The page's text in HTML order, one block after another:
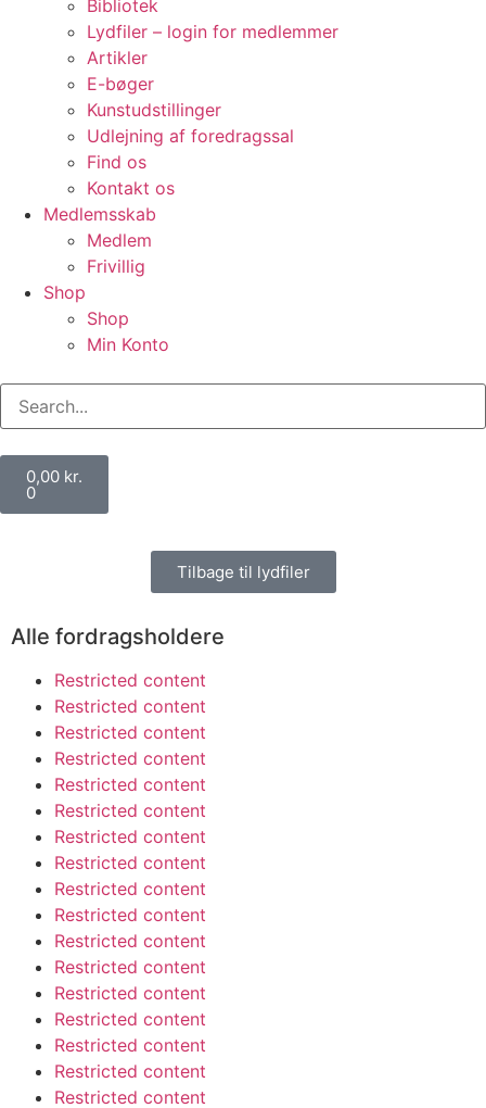
Bibliotek
Lydfiler – login for medlemmer
Artikler
E-bøger
Kunstudstillinger
Udlejning af foredragssal
Find os
Kontakt os
Medlemsskab
Medlem
Frivillig
Shop
Shop
Min Konto
0,00 kr.
0
Tilbage til lydfiler
Alle fordragsholdere
Restricted content
Restricted content
Restricted content
Restricted content
Restricted content
Restricted content
Restricted content
Restricted content
Restricted content
Restricted content
Restricted content
Restricted content
Restricted content
Restricted content
Restricted content
Restricted content
Restricted content